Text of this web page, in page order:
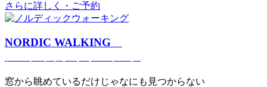
さらに詳しく・ご予約
NORDIC WALKING
窓から眺めているだけじゃなにも見つからない